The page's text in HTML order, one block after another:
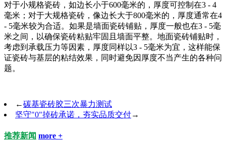
对于小规格瓷砖，如边长小于600毫米的，厚度可控制在3 - 4
毫米；对于大规格瓷砖，像边长大于800毫米的，厚度通常在4
- 5毫米较为合适。如果是墙面瓷砖铺贴，厚度一般也在3 - 5毫
米之间，以确保瓷砖粘贴牢固且墙面平整。地面瓷砖铺贴时，
考虑到承载压力等因素，厚度同样以3 - 5毫米为宜，这样能保
证瓷砖与基层的粘结效果，同时避免因厚度不当产生的各种问
题。
←碳基瓷砖胶三次暴力测试
坚守"0"掉砖承诺，夯实品质交付→
推荐新闻 more +